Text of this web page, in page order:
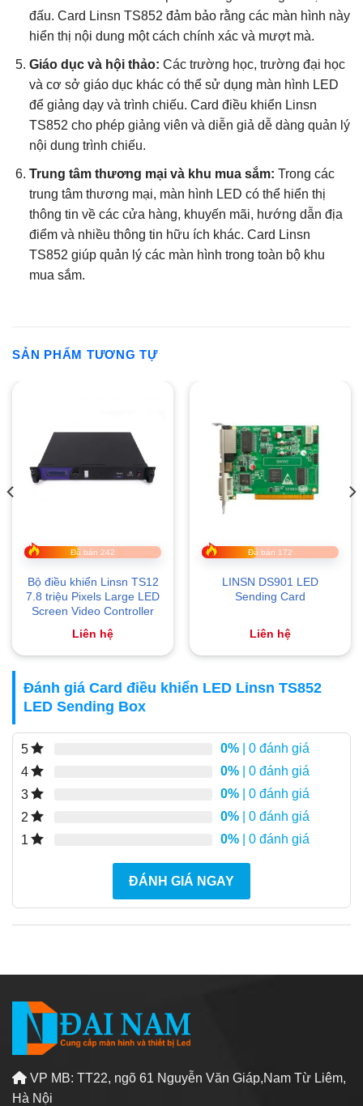
đấu. Card Linsn TS852 đảm bảo rằng các màn hình này
hiển thị nội dung một cách chính xác và mượt mà.
Giáo dục và hội thảo: Các trường học, trường đại học
và cơ sở giáo dục khác có thể sử dụng màn hình LED
để giảng dạy và trình chiếu. Card điều khiển Linsn
TS852 cho phép giảng viên và diễn giả dễ dàng quản lý
nội dung trình chiếu.
Trung tâm thương mại và khu mua sắm: Trong các
trung tâm thương mại, màn hình LED có thể hiển thị
thông tin về các cửa hàng, khuyến mãi, hướng dẫn địa
điểm và nhiều thông tin hữu ích khác. Card Linsn
TS852 giúp quản lý các màn hình trong toàn bộ khu
mua sắm.
SẢN PHẨM TƯƠNG TỰ
Đã bán 242
Bộ điều khiển Linsn TS12
7.8 triệu Pixels Large LED
Screen Video Controller
Liên hệ
Đã bán 172
LINSN DS901 LED
Sending Card
Liên hệ
Đánh giá Card điều khiển LED Linsn TS852
LED Sending Box
5 0% | 0 đánh giá
4
0% | 0 đánh giá
3
0% | 0 đánh giá
2
0% | 0 đánh giá
1
0% | 0 đánh giá
ĐÁNH GIÁ NGAY
VP MB: TT22, ngõ 61 Nguyễn Văn Giáp,Nam Từ Liêm,
Hà Nội